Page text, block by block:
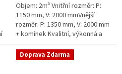
Objem: 2m³ Vnitřní rozměr: P:
1150 mm, V: 2000 mmVnější
rozměr: P: 1350 mm, V: 2000 mm
+ komínek Kvalitní, výkonná a
extrémně spolehlivá
přečerpávací stanice k
rodinným a...
Doprava Zdarma